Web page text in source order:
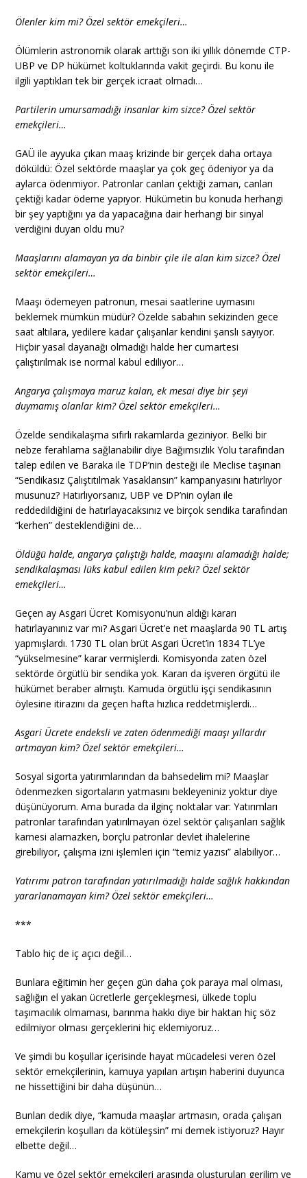
Ölenler kim mi? Özel sektör emekçileri…
Ölümlerin astronomik olarak arttığı son iki yıllık dönemde CTP-
UBP ve DP hükümet koltuklarında vakit geçirdi. Bu konu ile
ilgili yaptıkları tek bir gerçek icraat olmadı…
Partilerin umursamadığı insanlar kim sizce? Özel sektör
emekçileri…
GAÜ ile ayyuka çıkan maaş krizinde bir gerçek daha ortaya
döküldü: Özel sektörde maaşlar ya çok geç ödeniyor ya da
aylarca ödenmiyor. Patronlar canları çektiği zaman, canları
çektiği kadar ödeme yapıyor. Hükümetin bu konuda herhangi
bir şey yaptığını ya da yapacağına dair herhangi bir sinyal
verdiğini duyan oldu mu?
Maaşlarını alamayan ya da binbir çile ile alan kim sizce? Özel
sektör emekçileri…
Maaşı ödemeyen patronun, mesai saatlerine uymasını
beklemek mümkün müdür? Özelde sabahın sekizinden gece
saat altılara, yedilere kadar çalışanlar kendini şanslı sayıyor.
Hiçbir yasal dayanağı olmadığı halde her cumartesi
çalıştırılmak ise normal kabul ediliyor…
Angarya çalışmaya maruz kalan, ek mesai diye bir şeyi
duymamış olanlar kim? Özel sektör emekçileri…
Özelde sendikalaşma sıfırlı rakamlarda geziniyor. Belki bir
nebze ferahlama sağlanabilir diye Bağımsızlık Yolu tarafından
talep edilen ve Baraka ile TDP’nin desteği ile Meclise taşınan
“Sendikasız Çalıştıtılmak Yasaklansın” kampanyasını hatırlıyor
musunuz? Hatırlıyorsanız, UBP ve DP’nin oyları ile
reddedildiğini de hatırlayacaksınız ve birçok sendika tarafından
“kerhen” desteklendiğini de…
Öldüğü halde, angarya çalıştığı halde, maaşını alamadığı halde;
sendikalaşması lüks kabul edilen kim peki? Özel sektör
emekçileri…
Geçen ay Asgari Ücret Komisyonu’nun aldığı kararı
hatırlayanınız var mı? Asgari Ücret’e net maaşlarda 90 TL artış
yapmışlardı. 1730 TL olan brüt Asgari Ücret’in 1834 TL’ye
“yükselmesine” karar vermişlerdi. Komisyonda zaten özel
sektörde örgütlü bir sendika yok. Kararı da işveren örgütü ile
hükümet beraber almıştı. Kamuda örgütlü işçi sendikasının
öylesine itirazını da geçen hafta hızlıca reddetmişlerdi…
Asgari Ücrete endeksli ve zaten ödenmediği maaşı yıllardır
artmayan kim? Özel sektör emekçileri…
Sosyal sigorta yatırımlarından da bahsedelim mi? Maaşlar
ödenmezken sigortaların yatmasını bekleyeniniz yoktur diye
düşünüyorum. Ama burada da ilginç noktalar var: Yatırımları
patronlar tarafından yatırılmayan özel sektör çalışanları sağlık
karnesi alamazken, borçlu patronlar devlet ihalelerine
girebiliyor, çalışma izni işlemleri için “temiz yazısı” alabiliyor…
Yatırımı patron tarafından yatırılmadığı halde sağlık hakkından
yararlanamayan kim? Özel sektör emekçileri…
***
Tablo hiç de iç açıcı değil…
Bunlara eğitimin her geçen gün daha çok paraya mal olması,
sağlığın el yakan ücretlerle gerçekleşmesi, ülkede toplu
taşımacılık olmaması, barınma hakkı diye bir haktan hiç söz
edilmiyor olması gerçeklerini hiç eklemiyoruz…
Ve şimdi bu koşullar içerisinde hayat mücadelesi veren özel
sektör emekçilerinin, kamuya yapılan artışın haberini duyunca
ne hissettiğini bir daha düşünün…
Bunları dedik diye, “kamuda maaşlar artmasın, orada çalışan
emekçilerin koşulları da kötüleşsin” mi demek istiyoruz? Hayır
elbette değil…
Kamu ve özel sektör emekçileri arasında oluşturulan gerilim ve